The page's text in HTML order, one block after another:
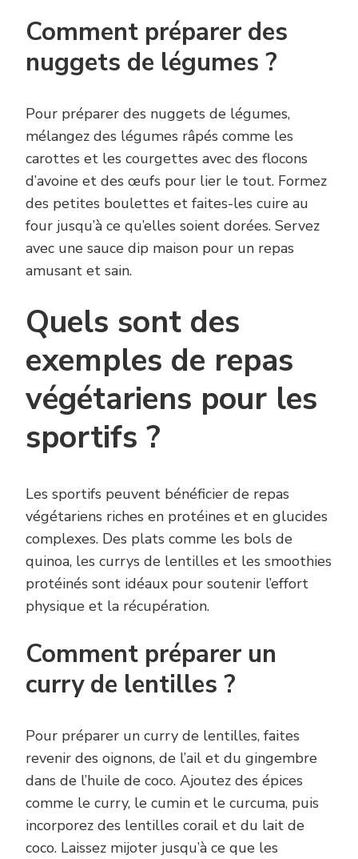
Comment préparer des
nuggets de légumes ?
Pour préparer des nuggets de légumes,
mélangez des légumes râpés comme les
carottes et les courgettes avec des flocons
d’avoine et des œufs pour lier le tout. Formez
des petites boulettes et faites-les cuire au
four jusqu’à ce qu’elles soient dorées. Servez
avec une sauce dip maison pour un repas
amusant et sain.
Quels sont des
exemples de repas
végétariens pour les
sportifs ?
Les sportifs peuvent bénéficier de repas
végétariens riches en protéines et en glucides
complexes. Des plats comme les bols de
quinoa, les currys de lentilles et les smoothies
protéinés sont idéaux pour soutenir l’effort
physique et la récupération.
Comment préparer un
curry de lentilles ?
Pour préparer un curry de lentilles, faites
revenir des oignons, de l’ail et du gingembre
dans de l’huile de coco. Ajoutez des épices
comme le curry, le cumin et le curcuma, puis
incorporez des lentilles corail et du lait de
coco. Laissez mijoter jusqu’à ce que les